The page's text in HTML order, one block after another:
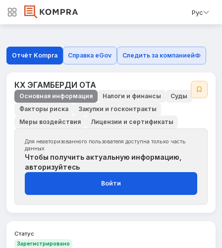
Рус
Отчёт Kompra Справка eGov Следить за компанией
КХ ЭГАМБЕРДИ ОТА
Основная информация Налоги и финансы
Суды
Факторы риска
Закупки и госконтракты
Меры воздействия
Лицензии и сертификаты
Для неавторизованного пользователя доступна только часть
данных
Чтобы получить актуальную информацию,
авторизуйтесь
Войти
Статус
Зарегистрировано